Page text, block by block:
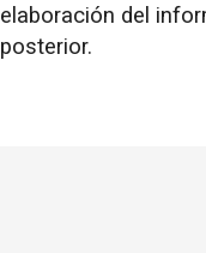
elaboración del
posterior.